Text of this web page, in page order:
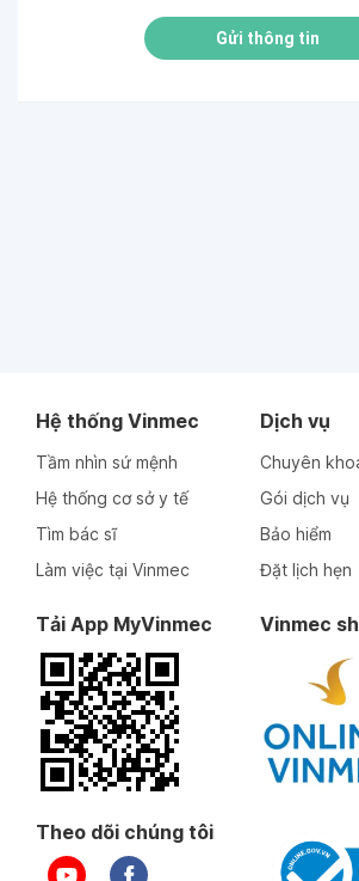
Gửi thông tin
Hệ thống Vinmec
Tầm nhìn sứ mệnh
Hệ thống cơ sở y tế
Tìm bác sĩ
Làm việc tại Vinmec
Dịch vụ
Chuyên
Gói dịch vụ
Bảo hiểm
Đặt lịch hẹn
Tải App MyVinmec Vinmec
Theo dõi chúng tôi